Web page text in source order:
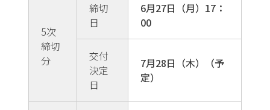
5次
締切
分
締切
日
6月27日（月）17：
00
交付
決定
日
7月28日（木）（予
定）